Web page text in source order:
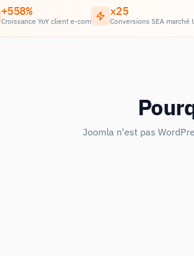
+558%
Croissance YoY client e-com
x25
Conversions SEA marché
Joomla n'est pas